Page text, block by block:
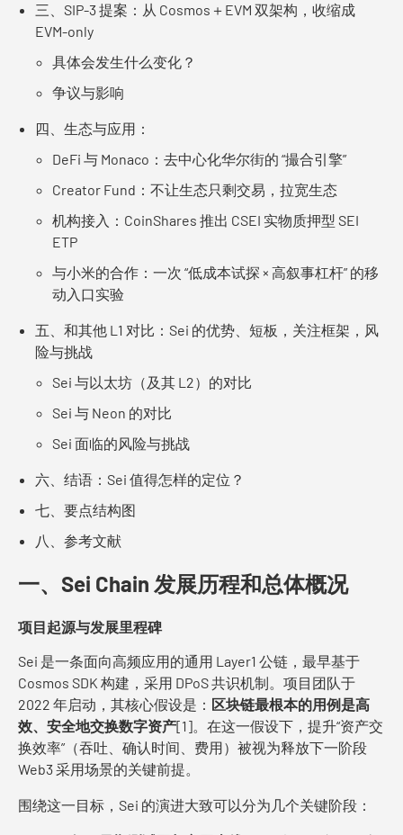
三、SIP-3 提案：从 Cosmos＋EVM 双架构，收缩成
EVM-only
具体会发生什么变化？
争议与影响
四、生态与应用：
DeFi 与 Monaco：去中心化华尔街的 “撮合引擎”
Creator Fund：不让生态只剩交易，拉宽生态
机构接入：CoinShares 推出 CSEI 实物质押型 SEI
ETP
与小米的合作：一次 “低成本试探 × 高叙事杠杆” 的移
动入口实验
五、和其他 L1 对比：Sei 的优势、短板，关注框架，风
险与挑战
Sei 与以太坊（及其 L2）的对比
Sei 与 Neon 的对比
Sei 面临的风险与挑战
六、结语：Sei 值得怎样的定位？
七、要点结构图
八、参考文献
一、Sei Chain 发展历程和总体概况
项目起源与发展里程碑
Sei 是一条面向高频应用的通用 Layer1 公链，最早基于
Cosmos SDK 构建，采用 DPoS 共识机制。项目团队于
2022 年启动，其核心假设是： 区块链最根本的用例是高
效、安全地交换数字资产[1]。在这一假设下，提升“资产交
换效率”（吞吐、确认时间、费用）被视为释放下一阶段
Web3 采用场景的关键前提。
围绕这一目标，Sei 的演进大致可以分为几个关键阶段：